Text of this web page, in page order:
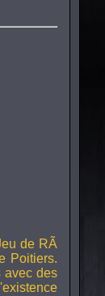
de RÃ
Poitiers.
avec des